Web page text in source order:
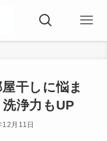
干しに悩ま
浄力もUP
月11日